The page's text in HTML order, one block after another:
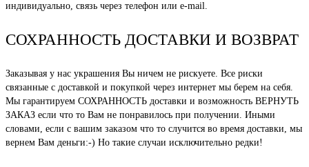
индивидуально, связь через телефон или e-mail.
СОХРАННОСТЬ ДОСТАВКИ И ВОЗВРАТ
Заказывая у нас украшения Вы ничем не рискуете. Все риски
связанные с доставкой и покупкой через интернет мы берем на себя.
Мы гарантируем СОХРАННОСТЬ доставки и возможность ВЕРНУТЬ
ЗАКАЗ если что то Вам не понравилось при получении. Иными
словами, если с вашим заказом что то случится во время доставки, мы
вернем Вам деньги:-) Но такие случаи исключительно редки!